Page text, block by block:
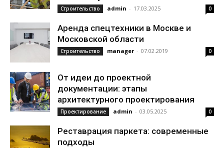
Строительство admin - 17.03.2025 0
Аренда спецтехники в Москве и
Московской области
Строительство manager - 07.02.2019 0
От идеи до проектной
документации: этапы
архитектурного проектирования
Проектирование admin - 03.05.2025 0
Реставрация паркета: современные
подходы